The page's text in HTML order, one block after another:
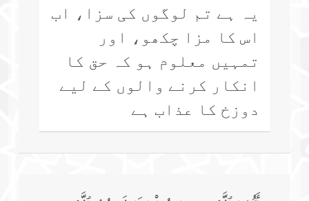
یہ ہے تم لوگوں کی سزا، اب
اس کا مزا چکھو، اور
تمہیں معلوم ہو کہ حق کا
انکار کرنے والوں کے لیے
دوزخ کا عذاب ہے